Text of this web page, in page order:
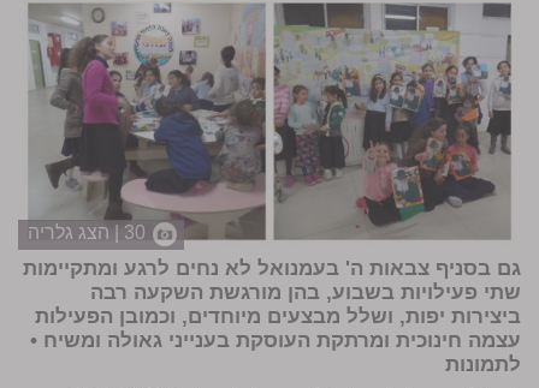
30 | הצג גלריה
גם בסניף צבאות ה' בעמנואל לא נחים לרגע ומתקיימות
שתי פעילויות בשבוע, בהן מורגשת השקעה רבה
ביצירות יפות, ושלל מבצעים מיוחדים, וכמובן הפעילות
עצמה חינוכית ומרתקת העוסקת בענייני גאולה ומשיח •
לתמונות